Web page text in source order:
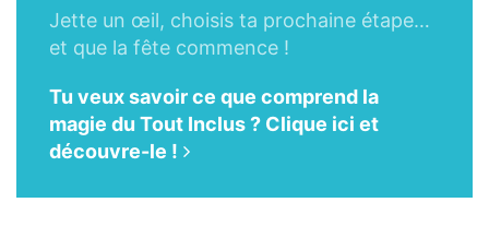
Jette un œil, choisis ta prochaine étape…
et que la fête commence !
Tu veux savoir ce que comprend la
magie du Tout Inclus ? Clique ici et
découvre-le !